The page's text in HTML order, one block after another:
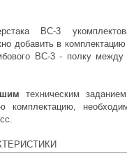
ВС-3
добавить в
ВС-3 - полку
техническим
комплектацию,